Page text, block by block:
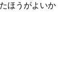
ほうがよいか